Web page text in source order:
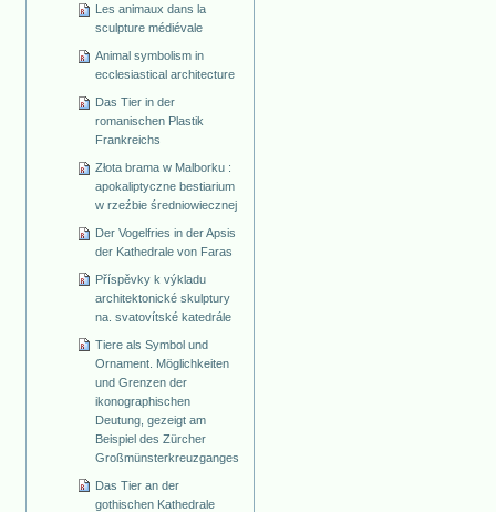
Les animaux dans la
sculpture médiévale
Animal symbolism in
ecclesiastical architecture
Das Tier in der
romanischen Plastik
Frankreichs
Złota brama w Malborku :
apokaliptyczne bestiarium
w rzeźbie średniowiecznej
Der Vogelfries in der Apsis
der Kathedrale von Faras
Příspěvky k výkladu
architektonické skulptury
na. svatovítské katedrále
Tiere als Symbol und
Ornament. Möglichkeiten
und Grenzen der
ikonographischen
Deutung, gezeigt am
Beispiel des Zürcher
Großmünsterkreuzganges
Das Tier an der
gothischen Kathedrale